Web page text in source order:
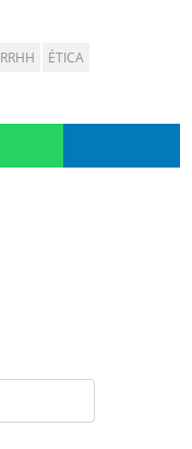
RRHH
ÉTICA